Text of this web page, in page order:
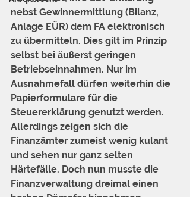
nebst Gewinnermittlung (Bilanz,
Anlage EÜR) dem FA elektronisch
zu übermitteln. Dies gilt im Prinzip
selbst bei äußerst geringen
Betriebseinnahmen. Nur im
Ausnahmefall dürfen weiterhin die
Papierformulare für die
Steuererklärung genutzt werden.
Allerdings zeigen sich die
Finanzämter zumeist wenig kulant
und sehen nur ganz selten
Härtefälle. Doch nun musste die
Finanzverwaltung dreimal einen